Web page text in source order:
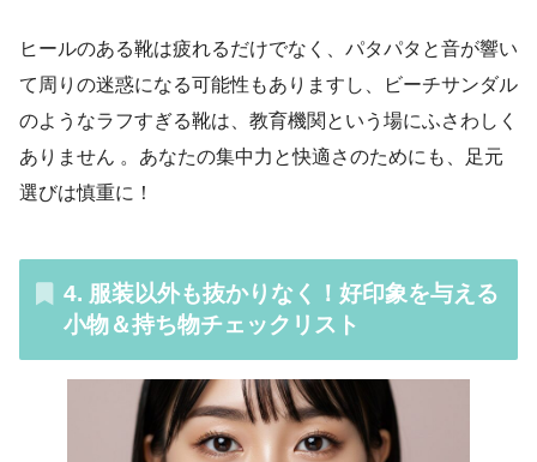
ヒールのある靴は疲れるだけでなく、パタパタと音が響い
て周りの迷惑になる可能性もありますし、ビーチサンダル
のようなラフすぎる靴は、教育機関という場にふさわしく
ありません 。あなたの集中力と快適さのためにも、足元
選びは慎重に！
4. 服装以外も抜かりなく！好印象を与える
小物＆持ち物チェックリスト